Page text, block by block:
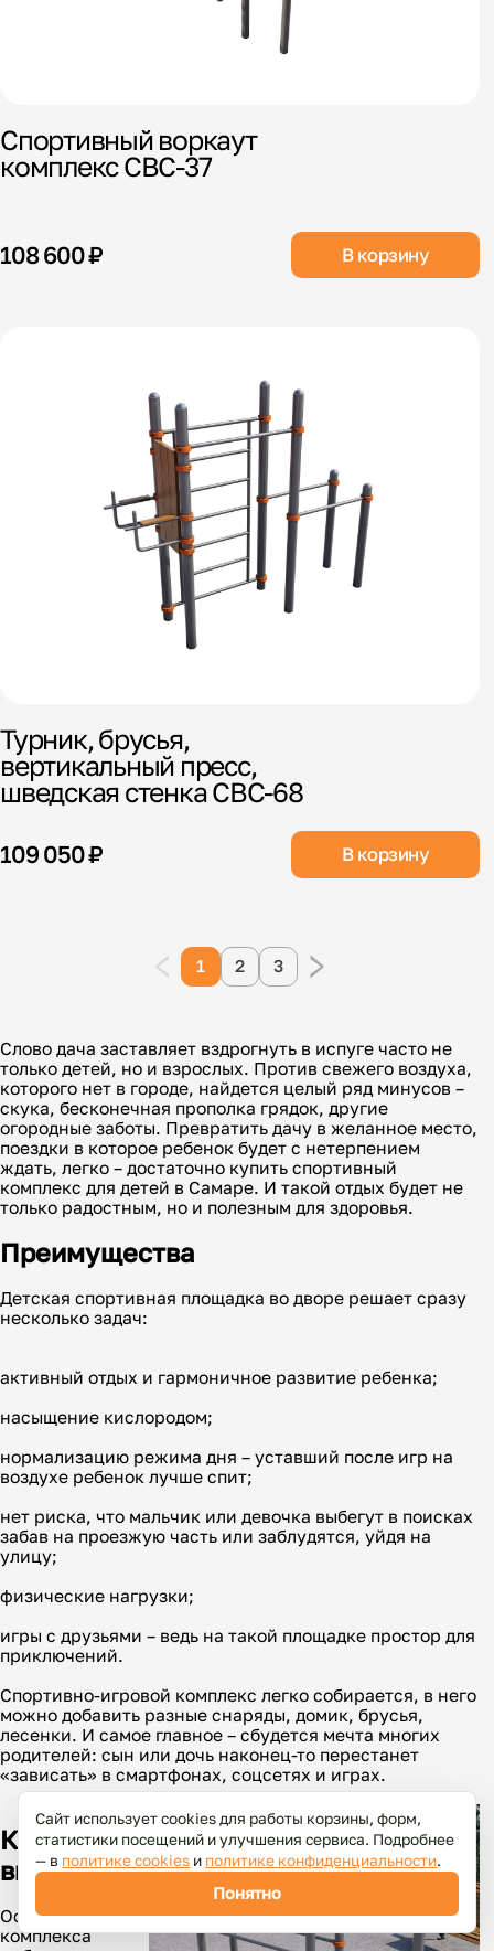
Спортивный воркаут
комплекс СВС-37
108 600 ₽ В корзину
Турник, брусья,
вертикальный пресс,
шведская стенка СВС-68
109 050 ₽ В корзину
1 2 3
Слово дача заставляет вздрогнуть в испуге часто не
только детей, но и взрослых. Против свежего воздуха,
которого нет в городе, найдется целый ряд минусов –
скука, бесконечная прополка грядок, другие
огородные заботы. Превратить дачу в желанное место,
поездки в которое ребенок будет с нетерпением
ждать, легко – достаточно купить спортивный
комплекс для детей в Самаре. И такой отдых будет не
только радостным, но и полезным для здоровья.
Преимущества
Детская спортивная площадка во дворе решает сразу
несколько задач:
активный отдых и гармоничное развитие ребенка;
насыщение кислородом;
нормализацию режима дня – уставший после игр на
воздухе ребенок лучше спит;
нет риска, что мальчик или девочка выбегут в поисках
забав на проезжую часть или заблудятся, уйдя на
улицу;
физические нагрузки;
игры с друзьями – ведь на такой площадке простор для
приключений.
Спортивно-игровой комплекс легко собирается, в него
можно добавить разные снаряды, домик, брусья,
лесенки. И самое главное – сбудется мечта многих
родителей: сын или дочь наконец-то перестанет
«зависать» в смартфонах, соцсетях и играх.
Как
выбрать
Оснащение для
комплекса
Сайт использует cookies для работы корзины, форм,
статистики посещений и улучшения сервиса. Подробнее
— в политике cookies и политике конфиденциальности.
Понятно